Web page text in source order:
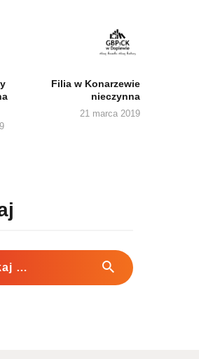
Filia w Konarzewie
nieczynna
21 marca 2019